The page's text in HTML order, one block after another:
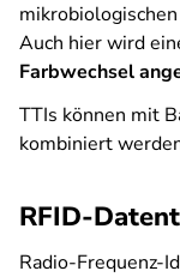
Auch hier wird
Farbwechsel
TTIs können mit
kombiniert
RFID-
Radio-Frequenz-